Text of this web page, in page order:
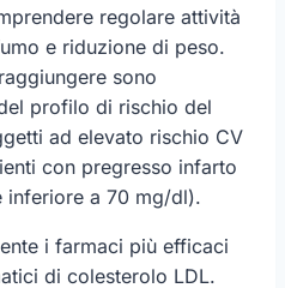
regolare attività
e riduzione di peso.
sono
profilo di rischio del
ad elevato rischio CV
con pregresso infarto
inferiore a 70 mg/dl).
i farmaci più efficaci
di colesterolo LDL.